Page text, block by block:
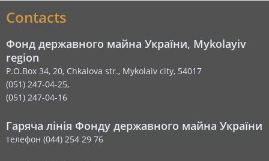
Contacts
Фонд державного майна України, Mykolayiv
region
P.O.Box 34, 20, Chkalova str., Mykolaiv city, 54017
(051) 247-04-25,
(051) 247-04-16
Гаряча лінія Фонду державного майна України
телефон (044) 254 29 76